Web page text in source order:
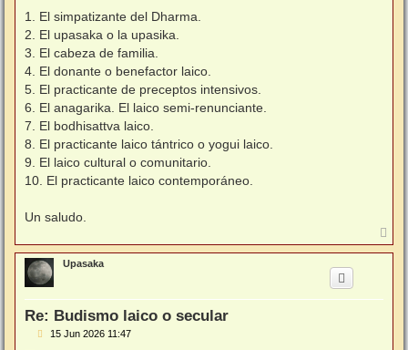
1. El simpatizante del Dharma.
2. El upasaka o la upasika.
3. El cabeza de familia.
4. El donante o benefactor laico.
5. El practicante de preceptos intensivos.
6. El anagarika. El laico semi-renunciante.
7. El bodhisattva laico.
8. El practicante laico tántrico o yogui laico.
9. El laico cultural o comunitario.
10. El practicante laico contemporáneo.
Un saludo.
r
r
Upasaka
Re: Budismo laico o secular
M
15 Jun 2026 11:47